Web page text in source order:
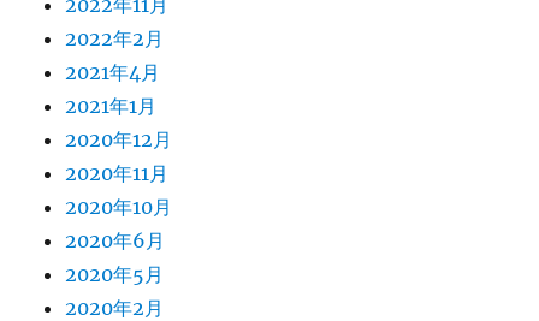
2022年2月
2021年4月
2021年1月
2020年12月
2020年11月
2020年10月
2020年6月
2020年5月
2020年2月